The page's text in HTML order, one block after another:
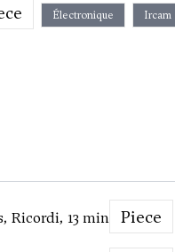
Électronique Ircam
Ricordi, 13 min Piece